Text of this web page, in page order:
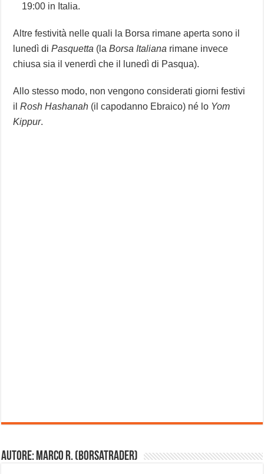
19:00 in Italia.
Altre festività nelle quali la Borsa rimane aperta sono il
lunedì diPasquetta (laBorsa Italiana rimane invece
chiusa sia il venerdì che il lunedì di Pasqua).
Allo stesso modo, non vengono considerati giorni festivi
ilRosh Hashanah (il capodanno Ebraico) né lo Yom
Kippur.
Autore: Marco R. (Borsatrader)